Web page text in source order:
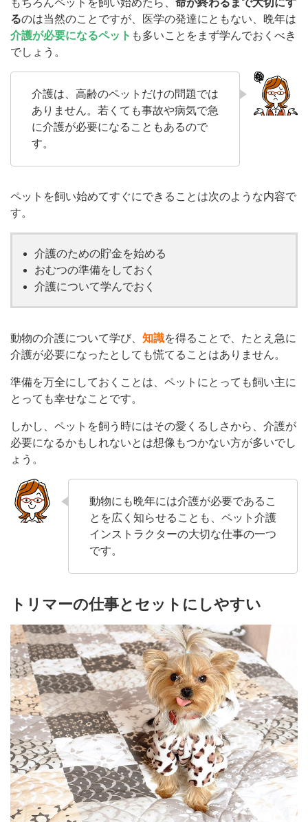
るのは当然のことですが、医学の発達にともない、晩年は
介護が必要になるペット も多いことをまず学んでおくべき
でしょう。
介護は、高齢のペットだけの問題では
ありません。若くても事故や病気で急
に介護が必要になることもあるので
す。
ペットを飼い始めてすぐにできることは次のような内容で
す。
介護のための貯金を始める
おむつの準備をしておく
介護について学んでおく
動物の介護について学び、 知識を得ることで、たとえ急に
介護が必要になったとしても慌てることはありません。
準備を万全にしておくことは、ペットにとっても飼い主に
とっても幸せなことです。
しかし、ペットを飼う時にはその愛くるしさから、介護が
必要になるかもしれないとは想像もつかない方が多いでし
ょう。
動物にも晩年には介護が必要であるこ
とを広く知らせることも、ペット介護
インストラクターの大切な仕事の一つ
です。
トリマーの仕事とセットにしやすい